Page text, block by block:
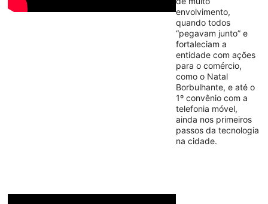
envolvimento,
quando todos
“pegavam junto” e
fortaleciam a
entidade com ações
para o comércio,
como o Natal
Borbulhante, e até o
1º convênio com a
telefonia móvel,
ainda nos primeiros
passos da tecnologia
na cidade.